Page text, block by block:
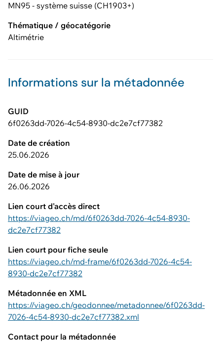
MN95 - système suisse (CH1903+)
Thématique / géocatégorie
Altimétrie
Informations sur la métadonnée
GUID
6f0263dd-7026-4c54-8930-dc2e7cf77382
Date de création
25.06.2026
Date de mise à jour
26.06.2026
Lien court d'accès direct
https://viageo.ch/md/6f0263dd-7026-4c54-8930-
dc2e7cf77382
Lien court pour fiche seule
https://viageo.ch/md-frame/6f0263dd-7026-4c54-
8930-dc2e7cf77382
Métadonnée en XML
https://viageo.ch/geodonnee/metadonnee/6f0263dd-
7026-4c54-8930-dc2e7cf77382.xml
Contact pour la métadonnée